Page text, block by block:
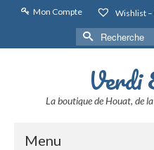
Mon Compte Wishlist –
Rechercher :
Verdi
La boutique de Houat, de
Menu